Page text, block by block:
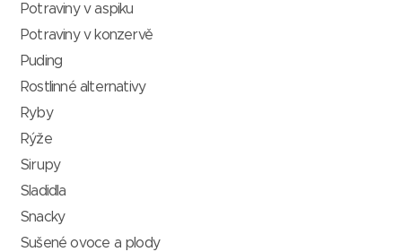
Potraviny v aspiku
Potraviny v konzervě
Puding
Rostlinné alternativy
Ryby
Rýže
Sirupy
Sladidla
Snacky
Sušené ovoce a plody